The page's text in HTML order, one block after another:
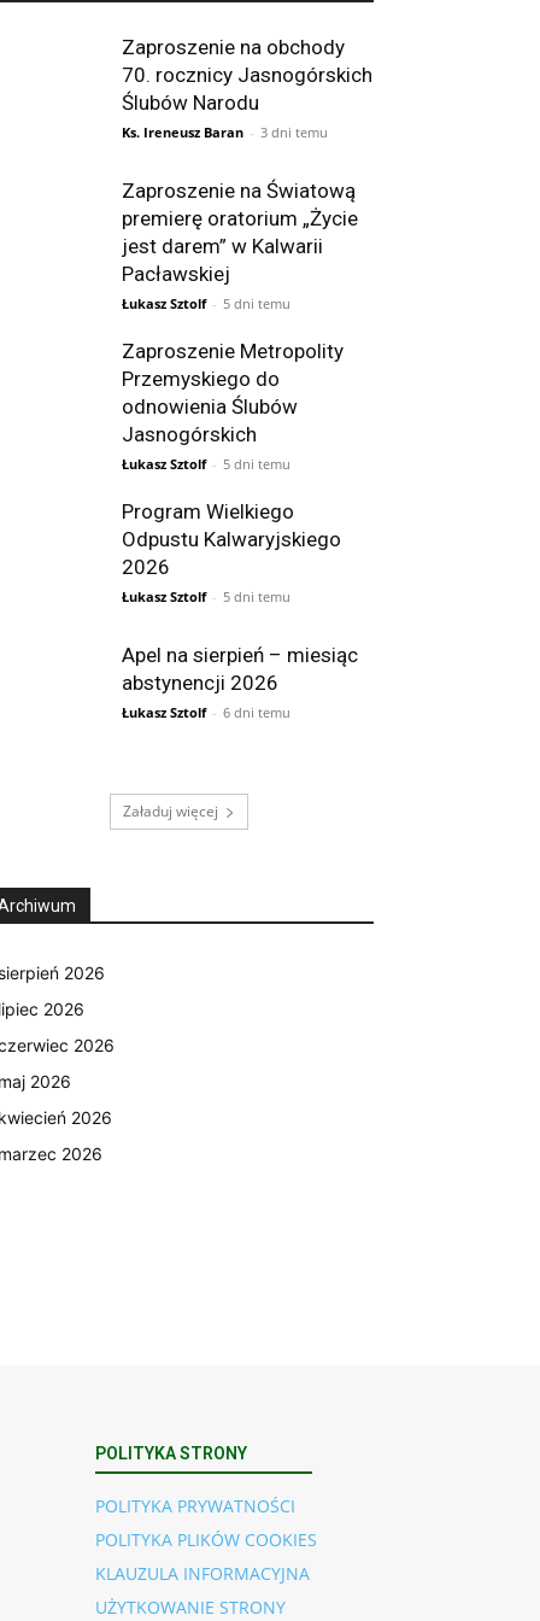
Zaproszenie na obchody
70. rocznicy Jasnogórskich
Ślubów Narodu
Ks. Ireneusz Baran - 3 dni temu
Zaproszenie na Światową
premierę oratorium „Życie
jest darem” w Kalwarii
Pacławskiej
Łukasz Sztolf - 5 dni temu
Zaproszenie Metropolity
Przemyskiego do
odnowienia Ślubów
Jasnogórskich
Łukasz Sztolf - 5 dni temu
Program Wielkiego
Odpustu Kalwaryjskiego
2026
Łukasz Sztolf - 5 dni temu
Apel na sierpień – miesiąc
abstynencji 2026
Łukasz Sztolf - 6 dni temu
Załaduj więcej
sierpień 2026
lipiec 2026
2026
maj 2026
kwiecień 2026
marzec 2026
POLITYKA STRONY
POLITYKA PRYWATNOŚCI
POLITYKA PLIKÓW COOKIES
KLAUZULA INFORMACYJNA
UŻYTKOWANIE STRONY